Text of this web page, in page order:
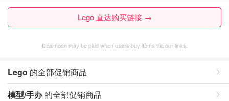
Lego 直达购买链接 →
Dealmoon may be paid when users buy items via our links.
Lego 的全部促销商品
模型/手办的全部促销商品